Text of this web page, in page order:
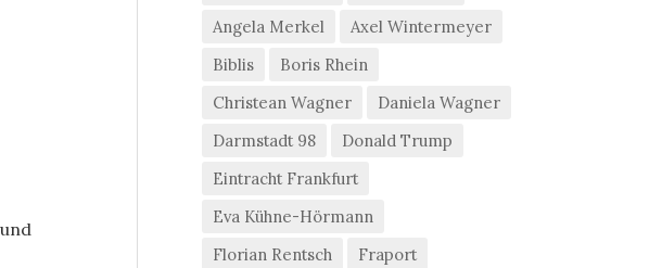
Angela Merkel
Axel Wintermeyer
Biblis
Boris Rhein
Christean Wagner
Daniela Wagner
Darmstadt 98
Donald Trump
Eintracht Frankfurt
Eva Kühne-Hörmann
Florian Rentsch
Fraport